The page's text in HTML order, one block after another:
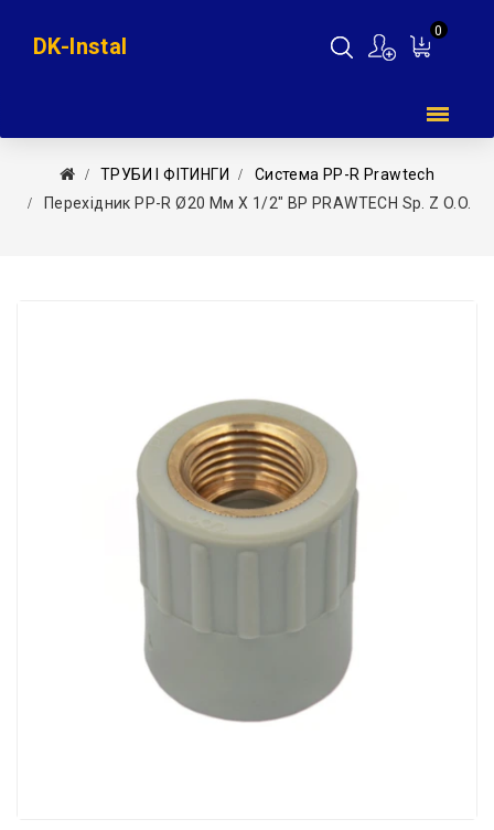
0
DK-Instal
ТРУБИ І ФІТИНГИ
Система PP-R Prawtech
Перехідник PP-R Ø20 Мм X 1/2″ ВР PRAWTECH Sp. Z O.o.